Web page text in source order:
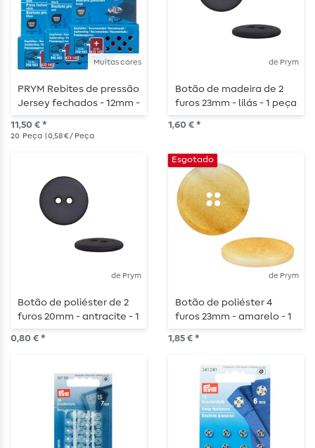
Muitas cores
PRYM Rebites de pressão
Jersey fechados - 12mm -
20 peças
11,50 € *
20 Peça | 0,58 € / Peça
de Prym
Botão de madeira de 2
furos 23mm - lilás - 1 peça
1,60 € *
de Prym
Botão de poliéster de 2
furos 20mm - antracite - 1
peça
0,80 € *
de Prym
Esgotado
Botão de poliéster 4
furos 23mm - amarelo - 1
peça
1,85 € *